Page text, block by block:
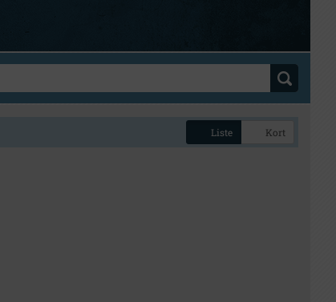
Liste Kort